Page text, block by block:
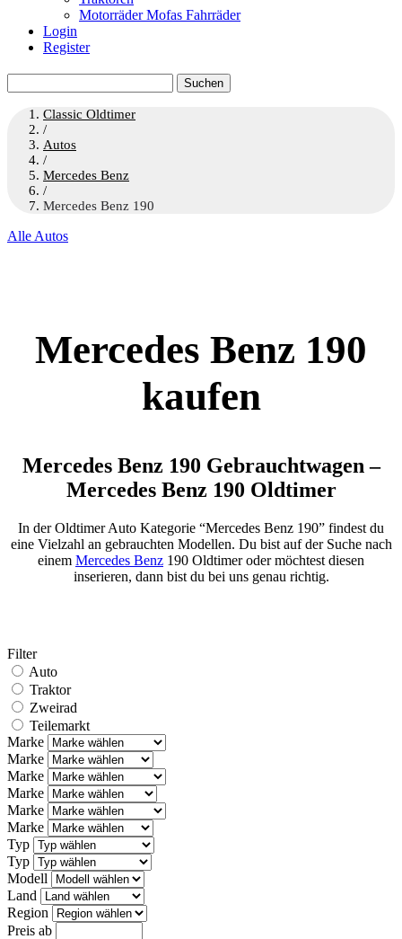
Motorräder Mofas Fahrräder
Login
Register
nach:
Classic Oldtimer
/
Autos
/
Mercedes Benz
/
Mercedes Benz 190
Alle Autos
Mercedes Benz 190
kaufen
Mercedes Benz 190 Gebrauchtwagen –
Mercedes Benz 190 Oldtimer
In der Oldtimer Auto Kategorie “Mercedes Benz 190” findest du
eine Vielzahl an gebrauchten Modellen. Du bist auf der Suche nach
einem Mercedes Benz 190 Oldtimer oder möchtest diesen
inserieren, dann bist du bei uns genau richtig.
Filter
Auto
Traktor
Zweirad
Teilemarkt
Marke
Marke
Marke
Marke
Marke
Marke
Typ
Typ
Modell
Land
Region
Preis ab